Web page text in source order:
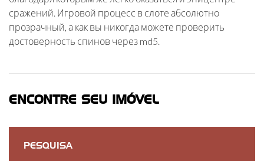
сражений. Игровой процесс в слоте абсолютно
прозрачный, а как вы никогда можете проверить
достоверность спинов через md5.
ENCONTRE SEU IMÓVEL
PESQUISA